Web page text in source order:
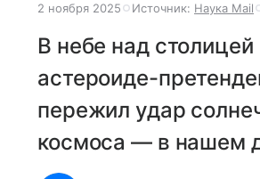
2 ноября 2025 Источник: Наука Mail
В небе над
астероиде-
пережил удар
космоса — в нашем